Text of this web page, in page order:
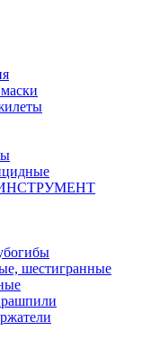
шестигранные